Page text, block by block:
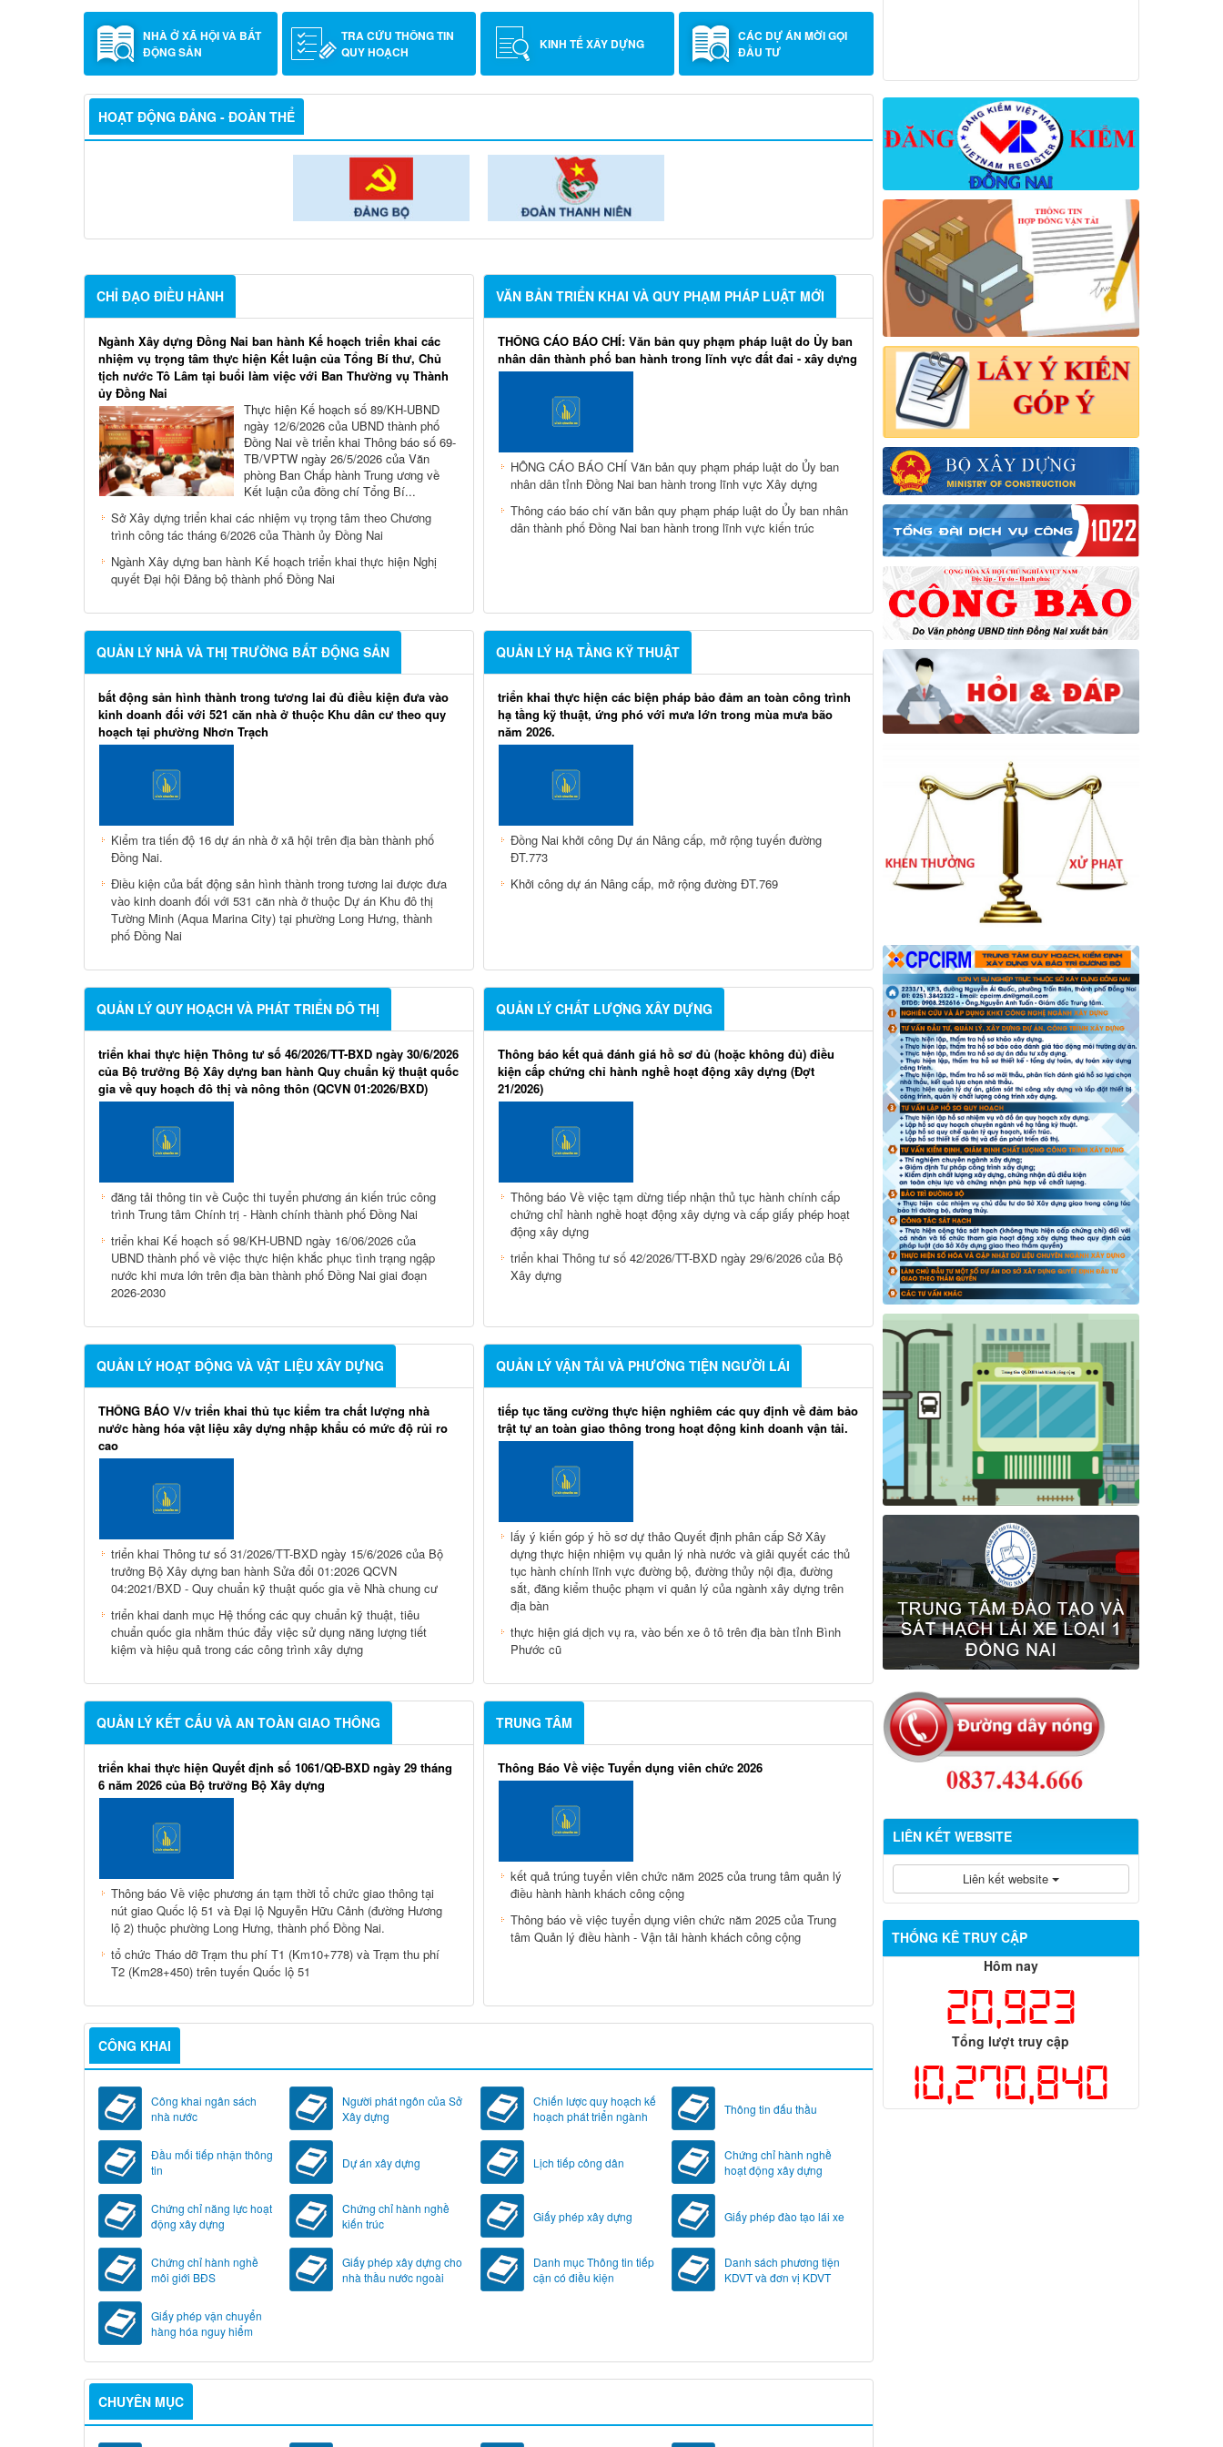
NHÀ Ở XÃ HỘI VÀ BẤT
ĐỘNG SẢN
TRA CỨU THÔNG TIN
QUY HOẠCH
KINH TẾ XÂY DỰNG
CÁC DỰ ÁN MỜI GỌI
ĐẦU TƯ
HOẠT ĐỘNG ĐẢNG - ĐOÀN THỂ
CHỈ ĐẠO ĐIỀU HÀNH
Ngành Xây dựng Đồng Nai ban hành Kế hoạch triển khai các
nhiệm vụ trọng tâm thực hiện Kết luận của Tổng Bí thư, Chủ
tịch nước Tô Lâm tại buổi làm việc với Ban Thường vụ Thành
ủy Đồng Nai
Thực hiện Kế hoạch số 89/KH-UBND
ngày 12/6/2026 của UBND thành phố
Đồng Nai về triển khai Thông báo số 69-
TB/VPTW ngày 26/5/2026 của Văn
phòng Ban Chấp hành Trung ương về
Kết luận của đồng chí Tổng Bí...
Sở Xây dựng triển khai các nhiệm vụ trọng tâm theo Chương
trình công tác tháng 6/2026 của Thành ủy Đồng Nai
Ngành Xây dựng ban hành Kế hoạch triển khai thực hiện Nghị
quyết Đại hội Đảng bộ thành phố Đồng Nai
VĂN BẢN TRIỂN KHAI VÀ QUY PHẠM PHÁP LUẬT MỚI
THÔNG CÁO BÁO CHÍ: Văn bản quy phạm pháp luật do Ủy ban
nhân dân thành phố ban hành trong lĩnh vực đất đai - xây dựng
HÔNG CÁO BÁO CHÍ Văn bản quy phạm pháp luật do Ủy ban
nhân dân tỉnh Đồng Nai ban hành trong lĩnh vực Xây dựng
Thông cáo báo chí văn bản quy phạm pháp luật do Ủy ban nhân
dân thành phố Đồng Nai ban hành trong lĩnh vực kiến trúc
QUẢN LÝ NHÀ VÀ THỊ TRƯỜNG BẤT ĐỘNG SẢN
bất động sản hình thành trong tương lai đủ điều kiện đưa vào
kinh doanh đối với 521 căn nhà ở thuộc Khu dân cư theo quy
hoạch tại phường Nhơn Trạch
Kiểm tra tiến độ 16 dự án nhà ở xã hội trên địa bàn thành phố
Đồng Nai.
Điều kiện của bất động sản hình thành trong tương lai được đưa
vào kinh doanh đối với 531 căn nhà ở thuộc Dự án Khu đô thị
Tường Minh (Aqua Marina City) tại phường Long Hưng, thành
phố Đồng Nai
QUẢN LÝ HẠ TẦNG KỸ THUẬT
triển khai thực hiện các biện pháp bảo đảm an toàn công trình
hạ tầng kỹ thuật, ứng phó với mưa lớn trong mùa mưa bão
năm 2026.
Đồng Nai khởi công Dự án Nâng cấp, mở rộng tuyến đường
ĐT.773
Khởi công dự án Nâng cấp, mở rộng đường ĐT.769
QUẢN LÝ QUY HOẠCH VÀ PHÁT TRIỂN ĐÔ THỊ
triển khai thực hiện Thông tư số 46/2026/TT-BXD ngày 30/6/2026
của Bộ trưởng Bộ Xây dựng ban hành Quy chuẩn kỹ thuật quốc
gia về quy hoạch đô thị và nông thôn (QCVN 01:2026/BXD)
đăng tải thông tin về Cuộc thi tuyển phương án kiến trúc công
trình Trung tâm Chính trị - Hành chính thành phố Đồng Nai
triển khai Kế hoạch số 98/KH-UBND ngày 16/06/2026 của
UBND thành phố về việc thực hiện khắc phục tình trạng ngập
nước khi mưa lớn trên địa bàn thành phố Đồng Nai giai đoạn
2026-2030
QUẢN LÝ CHẤT LƯỢNG XÂY DỰNG
Thông báo kết quả đánh giá hồ sơ đủ (hoặc không đủ) điều
kiện cấp chứng chỉ hành nghề hoạt động xây dựng (Đợt
21/2026)
Thông báo Về việc tạm dừng tiếp nhận thủ tục hành chính cấp
chứng chỉ hành nghề hoạt động xây dựng và cấp giấy phép hoạt
động xây dựng
triển khai Thông tư số 42/2026/TT-BXD ngày 29/6/2026 của Bộ
Xây dựng
QUẢN LÝ HOẠT ĐỘNG VÀ VẬT LIỆU XÂY DỰNG
THÔNG BÁO V/v triển khai thủ tục kiểm tra chất lượng nhà
nước hàng hóa vật liệu xây dựng nhập khẩu có mức độ rủi ro
cao
triển khai Thông tư số 31/2026/TT-BXD ngày 15/6/2026 của Bộ
trưởng Bộ Xây dựng ban hành Sửa đổi 01:2026 QCVN
04:2021/BXD - Quy chuẩn kỹ thuật quốc gia về Nhà chung cư
triển khai danh mục Hệ thống các quy chuẩn kỹ thuật, tiêu
chuẩn quốc gia nhằm thúc đẩy việc sử dụng năng lượng tiết
kiệm và hiệu quả trong các công trình xây dựng
QUẢN LÝ VẬN TẢI VÀ PHƯƠNG TIỆN NGƯỜI LÁI
tiếp tục tăng cường thực hiện nghiêm các quy định về đảm bảo
trật tự an toàn giao thông trong hoạt động kinh doanh vận tải.
lấy ý kiến góp ý hồ sơ dự thảo Quyết định phân cấp Sở Xây
dựng thực hiện nhiệm vụ quản lý nhà nước và giải quyết các thủ
tục hành chính lĩnh vực đường bộ, đường thủy nội địa, đường
sắt, đăng kiểm thuộc phạm vi quản lý của ngành xây dựng trên
địa bàn
thực hiện giá dịch vụ ra, vào bến xe ô tô trên địa bàn tỉnh Bình
Phước cũ
QUẢN LÝ KẾT CẤU VÀ AN TOÀN GIAO THÔNG
triển khai thực hiện Quyết định số 1061/QĐ-BXD ngày 29 tháng
6 năm 2026 của Bộ trưởng Bộ Xây dựng
Thông báo Về việc phương án tạm thời tổ chức giao thông tại
nút giao Quốc lộ 51 và Đại lộ Nguyễn Hữu Cảnh (đường Hương
lộ 2) thuộc phường Long Hưng, thành phố Đồng Nai.
tổ chức Tháo dỡ Trạm thu phí T1 (Km10+778) và Trạm thu phí
T2 (Km28+450) trên tuyến Quốc lộ 51
TRUNG TÂM
Thông Báo Về việc Tuyển dụng viên chức 2026
kết quả trúng tuyển viên chức năm 2025 của trung tâm quản lý
điều hành hành khách công cộng
Thông báo về việc tuyển dụng viên chức năm 2025 của Trung
tâm Quản lý điều hành - Vận tải hành khách công cộng
CÔNG KHAI
Công khai ngân sách
nhà nước
Người phát ngôn của Sở
Xây dựng
Chiến lược quy hoạch kế
hoạch phát triển ngành
Thông tin đấu thầu
Đầu mối tiếp nhận thông
tin
Dự án xây dựng Lịch tiếp công dân
Chứng chỉ hành nghề
hoạt động xây dựng
Chứng chỉ năng lực hoạt
động xây dựng
Chứng chỉ hành nghề
kiến trúc
Giấy phép xây dựng Giấy phép đào tạo lái xe
Chứng chỉ hành nghề
môi giới BĐS
Giấy phép xây dựng cho
nhà thầu nước ngoài
Danh mục Thông tin tiếp
cận có điều kiện
Danh sách phương tiện
KDVT và đơn vị KDVT
Giấy phép vận chuyển
hàng hóa nguy hiểm
CHUYÊN MỤC
LIÊN KẾT WEBSITE
Liên kết website
THỐNG KÊ TRUY CẬP
Hôm nay
20,923
Tổng lượt truy cập
10,270,840